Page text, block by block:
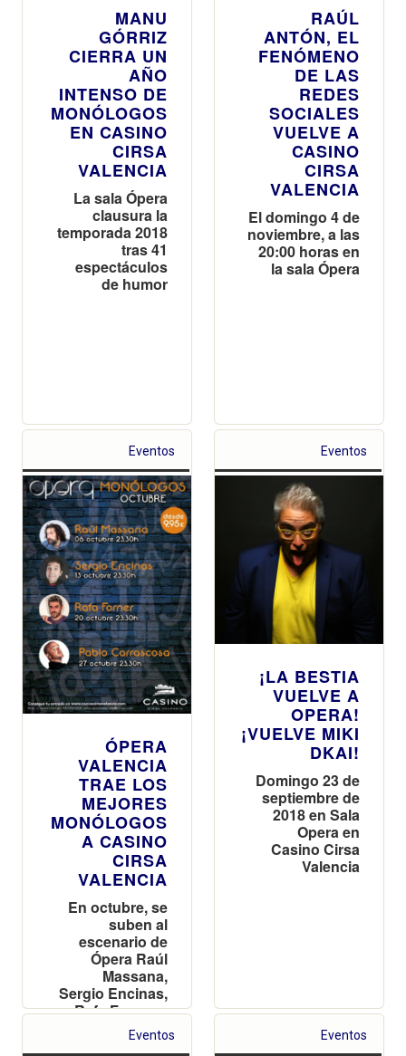
MANU
GÓRRIZ
CIERRA UN
AÑO
INTENSO DE
MONÓLOGOS
EN CASINO
CIRSA
VALENCIA
La sala Ópera
clausura la
temporada 2018
tras 41
espectáculos
de humor
RAÚL
ANTÓN, EL
FENÓMENO
DE LAS
REDES
SOCIALES
VUELVE A
CASINO
CIRSA
VALENCIA
El domingo 4 de
noviembre, a las
20:00 horas en
la sala Ópera
Eventos
ÓPERA
VALENCIA
TRAE LOS
MEJORES
MONÓLOGOS
A CASINO
CIRSA
VALENCIA
En octubre, se
suben al
escenario de
Ópera Raúl
Massana,
Sergio Encinas,
Rafa Forner y
Pablo
Carrascosa
Eventos
¡LA BESTIA
VUELVE A
OPERA!
¡VUELVE MIKI
DKAI!
Domingo 23 de
septiembre de
2018 en Sala
Opera en
Casino Cirsa
Valencia
Eventos Eventos